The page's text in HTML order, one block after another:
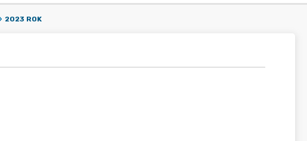
2023 ROK